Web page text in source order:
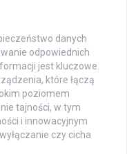
danych
odpowiednich
jest kluczowe.
które łączą
poziomem
tajności, w tym
i innowacyjnym
czy cicha